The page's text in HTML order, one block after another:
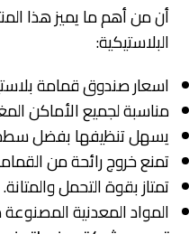
أن من أهم ما يميز هذا
البلاستيكية:
اسعار صندوق قمامة بلاستيك 90 لتر مناسبة جدًا
مناسبة لجميع الأماكن
يسهل تنظيفها بفضل
تمنع خروج رائحة من
تمتاز بقوة التحمل والمتانة.
المواد المعدنية